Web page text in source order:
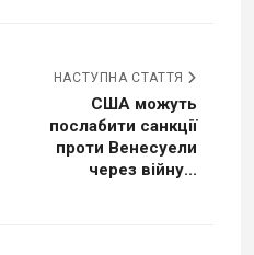
НАСТУПНА СТАТТЯ
США можуть
послабити санкції
проти Венесуели
через війну...